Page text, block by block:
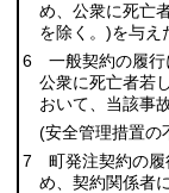
め、公衆に死亡
を除く。)を与え
6 一般契約の履行
公衆に死亡者若
おいて、当該事
(安全管理措置の
7 町発注契約の履
め、契約関係者